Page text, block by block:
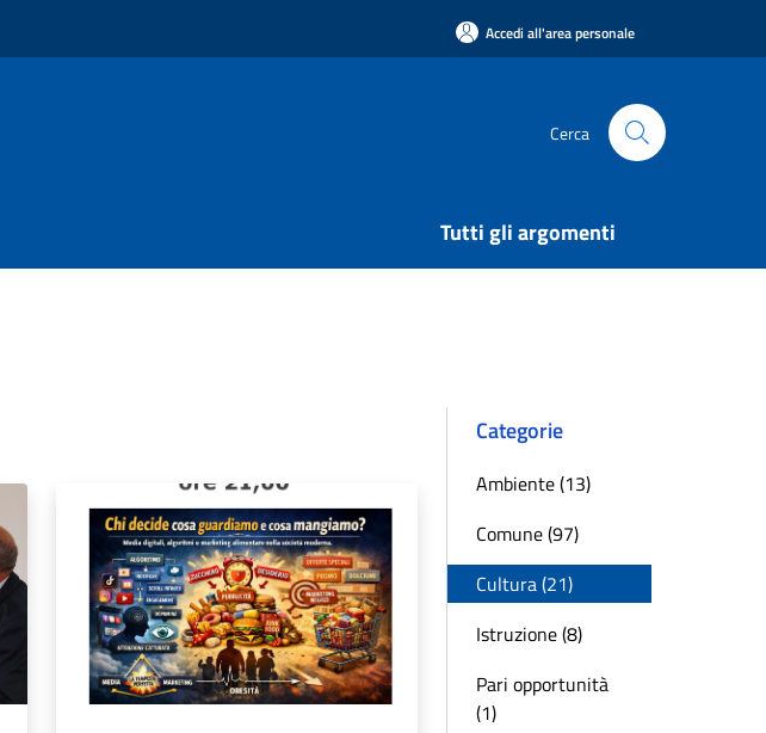
Accedi all'area personale
Cerca
Tutti gli argomenti
Categorie
Ambiente (13)
Comune (97)
Cultura (21)
Istruzione (8)
Pari opportunità
(1)